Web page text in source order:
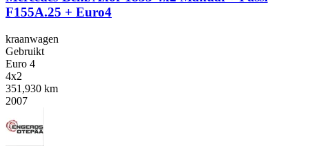
F155A.25 + Euro4
kraanwagen
Gebruikt
Euro 4
4x2
351,930 km
2007